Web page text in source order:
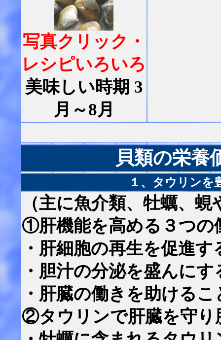
写真クリック・
レシピいろいろ
美味しい時期 3
月～8月
貝類の栄養
１、タウリンを
（主に魚介類、牡蠣、
①肝機能を高める３つの
・肝細胞の再生を促進
・胆汁の分泌を盛んに
・肝臓の働きを助けるこ
②タウリンで肝臓を守り